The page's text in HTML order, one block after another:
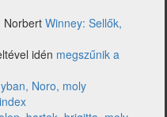
Norbert Winney: Sellők,
idén megszűnik a
Noro, moly